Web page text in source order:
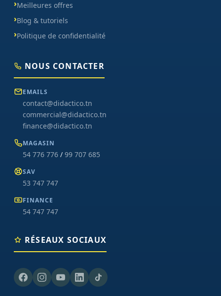
Meilleures offres
Blog & tutoriels
Politique de confidentialité
NOUS CONTACTER
EMAILS
contact@didactico.tn
commercial@didactico.tn
finance@didactico.tn
MAGASIN
54 776 776 / 99 707 685
SAV
53 747 747
FINANCE
54 747 747
RÉSEAUX SOCIAUX